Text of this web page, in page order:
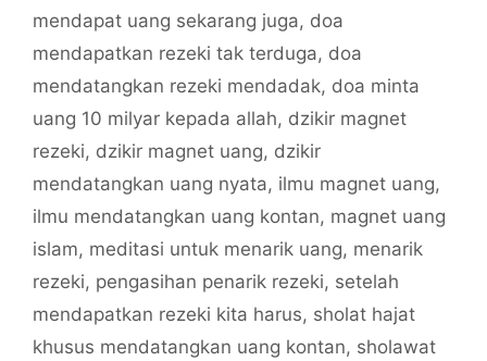
mendapat uang sekarang juga, doa
mendapatkan rezeki tak terduga, doa
mendatangkan rezeki mendadak, doa minta
uang 10 milyar kepada allah, dzikir magnet
rezeki, dzikir magnet uang, dzikir
mendatangkan uang nyata, ilmu magnet uang,
ilmu mendatangkan uang kontan, magnet uang
islam, meditasi untuk menarik uang, menarik
rezeki, pengasihan penarik rezeki, setelah
mendapatkan rezeki kita harus, sholat hajat
khusus mendatangkan uang kontan, sholawat